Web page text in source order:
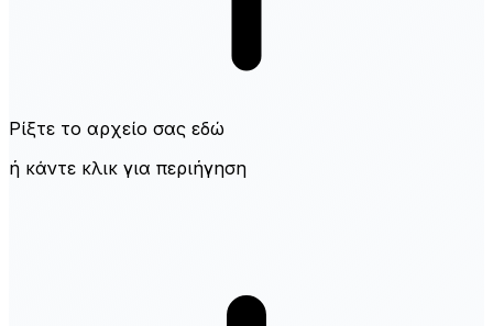
Ρίξτε το αρχείο σας εδώ
ή κάντε κλικ για περιήγηση